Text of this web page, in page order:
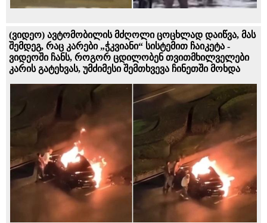
(ვიდეო) ავტომობილის მძღოლი ცოცხლად დაიწვა, მას
შემდეგ, რაც კარები „ჭკვიანი“ სისტემით ჩაიკეტა -
ვიდეოში ჩანს, როგორ ცდილობენ თვითმხილველები
კარის გატეხვას, უმძიმესი შემთხვევა ჩინეთში მოხდა